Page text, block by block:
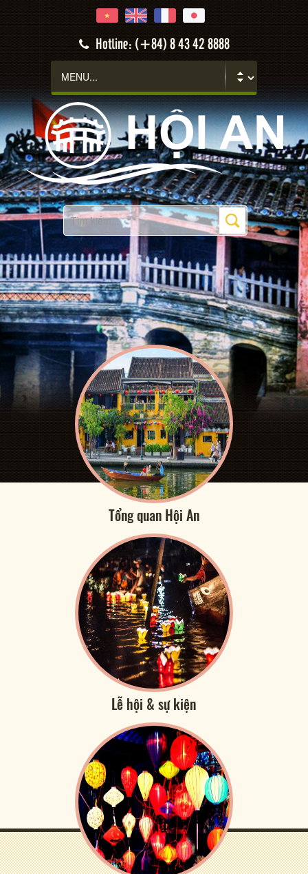
Hotline: (+84) 8 43 42 8888
Tổng quan Hội An
Lễ hội & sự kiện